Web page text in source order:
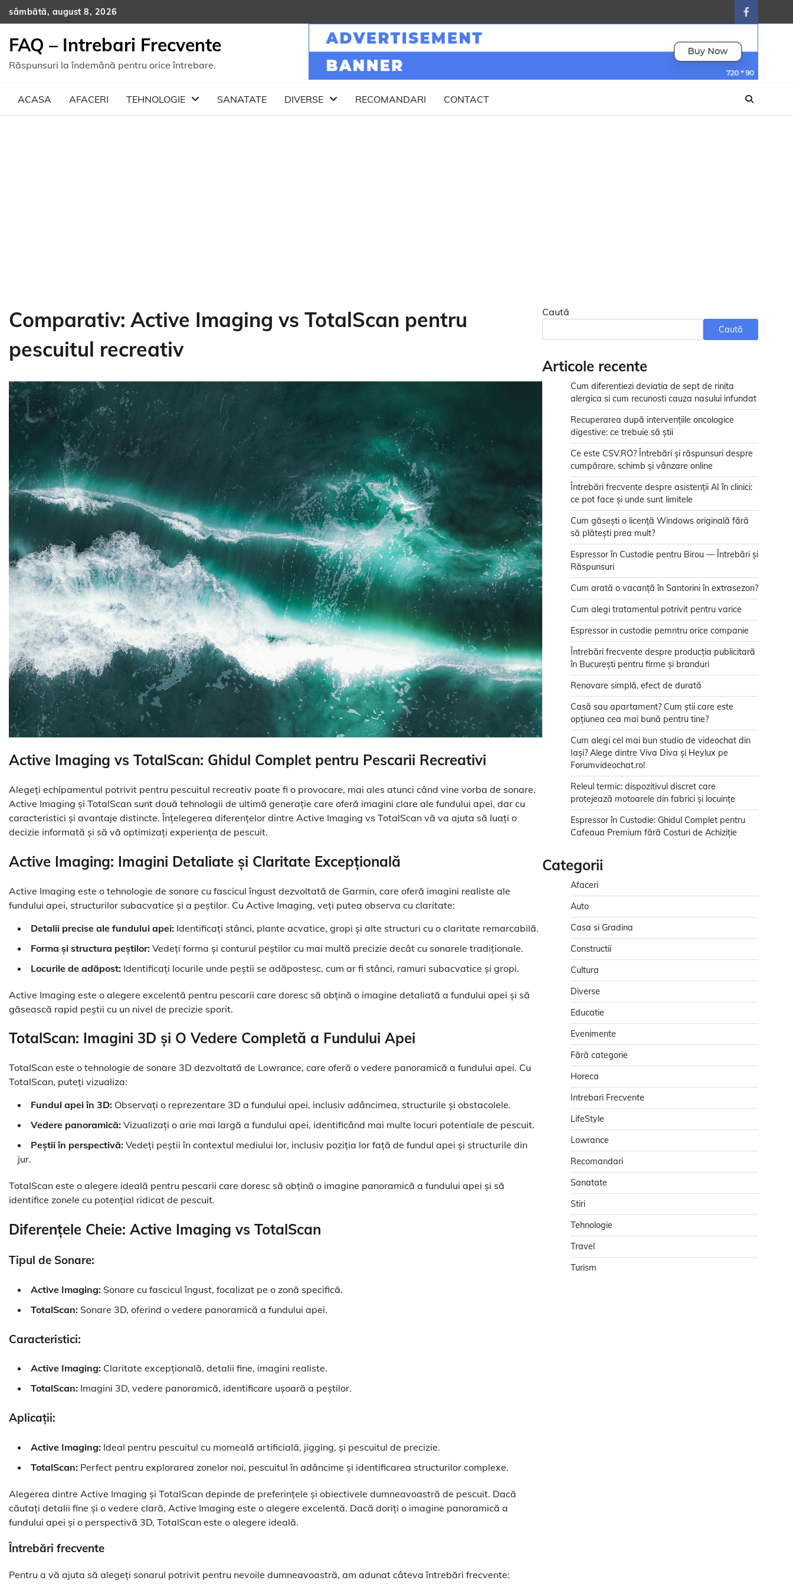
Skip
to
sâmbătă, august 8, 2026
facebook
FAQ – Intrebari Frecvente
Răspunsuri la îndemână pentru orice întrebare.
ACASA AFACERI TEHNOLOGIE SANATATE DIVERSE RECOMANDARI CONTACT
Comparativ: Active Imaging vs TotalScan pentru
pescuitul recreativ
Active Imaging vs TotalScan: Ghidul Complet pentru Pescarii Recreativi
Alegeți echipamentul potrivit pentru pescuitul recreativ poate fi o provocare, mai ales atunci când vine vorba de sonare.
Active Imaging și TotalScan sunt două tehnologii de ultimă generație care oferă imagini clare ale fundului apei, dar cu
caracteristici și avantaje distincte. Înțelegerea diferențelor dintre Active Imaging vs TotalScan vă va ajuta să luați o
decizie informată și să vă optimizați experiența de pescuit.
Active Imaging: Imagini Detaliate și Claritate Excepțională
Active Imaging este o tehnologie de sonare cu fascicul îngust dezvoltată de Garmin, care oferă imagini realiste ale
fundului apei, structurilor subacvatice și a peștilor. Cu Active Imaging, veți putea observa cu claritate:
Detalii precise ale fundului apei: Identificați stânci, plante acvatice, gropi și alte structuri cu o claritate remarcabilă.
Forma și structura peștilor: Vedeți forma și conturul peștilor cu mai multă precizie decât cu sonarele tradiționale.
Locurile de adăpost: Identificați locurile unde peștii se adăpostesc, cum ar fi stânci, ramuri subacvatice și gropi.
Active Imaging este o alegere excelentă pentru pescarii care doresc să obțină o imagine detaliată a fundului apei și să
găsească rapid peștii cu un nivel de precizie sporit.
TotalScan: Imagini 3D și O Vedere Completă a Fundului Apei
TotalScan este o tehnologie de sonare 3D dezvoltată de Lowrance, care oferă o vedere panoramică a fundului apei. Cu
TotalScan, puteți vizualiza:
Fundul apei în 3D: Observați o reprezentare 3D a fundului apei, inclusiv adâncimea, structurile și obstacolele.
Vedere panoramică: Vizualizați o arie mai largă a fundului apei, identificând mai multe locuri potentiale de pescuit.
Peștii în perspectivă: Vedeți peștii în contextul mediului lor, inclusiv poziția lor față de fundul apei și structurile din
jur.
TotalScan este o alegere ideală pentru pescarii care doresc să obțină o imagine panoramică a fundului apei și să
identifice zonele cu potențial ridicat de pescuit.
Diferențele Cheie: Active Imaging vs TotalScan
Tipul de Sonare:
Active Imaging: Sonare cu fascicul îngust, focalizat pe o zonă specifică.
TotalScan: Sonare 3D, oferind o vedere panoramică a fundului apei.
Caracteristici:
Active Imaging: Claritate excepțională, detalii fine, imagini realiste.
TotalScan: Imagini 3D, vedere panoramică, identificare ușoară a peștilor.
Aplicații:
Active Imaging: Ideal pentru pescuitul cu momeală artificială, jigging, și pescuitul de precizie.
TotalScan: Perfect pentru explorarea zonelor noi, pescuitul în adâncime și identificarea structurilor complexe.
Alegerea dintre Active Imaging și TotalScan depinde de preferințele și obiectivele dumneavoastră de pescuit. Dacă
căutați detalii fine și o vedere clară, Active Imaging este o alegere excelentă. Dacă doriți o imagine panoramică a
fundului apei și o perspectivă 3D, TotalScan este o alegere ideală.
Întrebări frecvente
Pentru a vă ajuta să alegeți sonarul potrivit pentru nevoile dumneavoastră, am adunat câteva întrebări frecvente:
Caută
Caută
Articole recente
Cum diferentiezi deviatia de sept de rinita
alergica si cum recunosti cauza nasului infundat
Recuperarea după intervențiile oncologice
digestive: ce trebuie să știi
Ce este CSV.RO? Întrebări și răspunsuri despre
cumpărare, schimb și vânzare online
Întrebări frecvente despre asistenții AI în clinici:
ce pot face și unde sunt limitele
Cum găsești o licență Windows originală fără
să plătești prea mult?
Espressor în Custodie pentru Birou — Întrebări și
Răspunsuri
Cum arată o vacanță în Santorini în extrasezon?
Cum alegi tratamentul potrivit pentru varice
Espressor in custodie pemntru orice companie
Întrebări frecvente despre producția publicitară
în București pentru firme și branduri
Renovare simplă, efect de durată
Casă sau apartament? Cum știi care este
opțiunea cea mai bună pentru tine?
Cum alegi cel mai bun studio de videochat din
Iași? Alege dintre Viva Diva și Heylux pe
Forumvideochat.ro!
Releul termic: dispozitivul discret care
protejează motoarele din fabrici și locuințe
Espressor în Custodie: Ghidul Complet pentru
Cafeaua Premium fără Costuri de Achiziție
Categorii
Afaceri
Auto
Casa si Gradina
Constructii
Cultura
Diverse
Educatie
Evenimente
Fără categorie
Horeca
Intrebari Frecvente
LifeStyle
Lowrance
Recomandari
Sanatate
Stiri
Tehnologie
Travel
Turism